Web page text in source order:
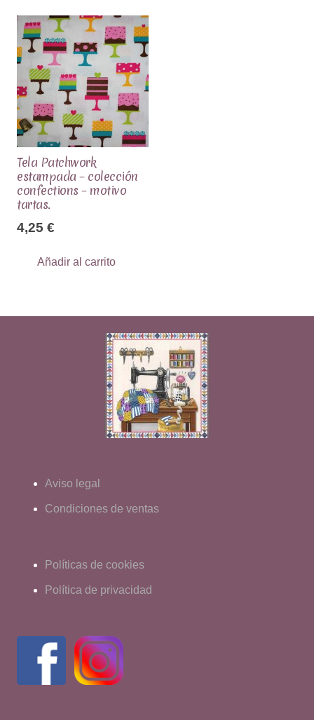
Tela Patchwork
estampada – colección
confections – motivo
tartas.
4,25 €
Añadir al carrito
Aviso legal
Condiciones de ventas
Políticas de cookies
Política de privacidad